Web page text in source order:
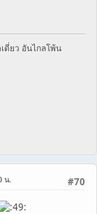
ดี่ยว อันไกลโพ้น
#70
น.